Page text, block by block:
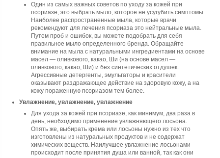
Один из самых важных советов по уходу за кожей при
псориазе, это выбрать мыло, которое не усугубить симптомы.
Наиболее распространенные мыла, которые врачи
рекомендуют для лечения псориаза это нейтральные мыла.
Путем проб и ошибок, вы можете подобрать для себя
правильное мыло определенного бренда. Обращайте
внимание на мыла с натуральными ингредиентами на основе
масел — оливкового, какао, Ши (на основе масел —
оливкового, какао, Ши) и без синтетических отдушек.
Агрессивные детергенты, эмульгаторы и красители
оказывают раздражающее действие на здоровую кожу, а на
кожу пораженную псориазом тем более.
Увлажнение, увлажнение, увлажнение
Для ухода за кожей при псориазе, как минимум, два раза в
день, необходимо применение увлажняющего лосьона.
Опять же, выбирать крема или лосьоны нужно из тех что
изготовлены из натуральных продуктов и не содержат
химических веществ. Наилучшее увлажнение лосьонами
происходит после принятия душа или ванной, так как они